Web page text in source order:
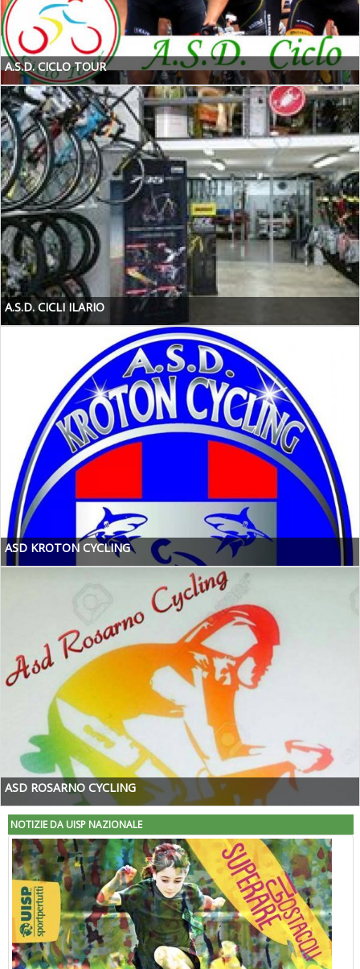
A.S.D. CICLO TOUR
A.S.D. CICLI ILARIO
ASD KROTON CYCLING
ASD ROSARNO CYCLING
NOTIZIE DA UISP NAZIONALE